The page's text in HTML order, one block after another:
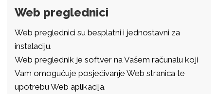
Web preglednici
Web preglednici su besplatni i jednostavni za
instalaciju.
Web preglednik je softver na Vašem računalu koji
Vam omogućuje posjećivanje Web stranica te
upotrebu Web aplikacija.